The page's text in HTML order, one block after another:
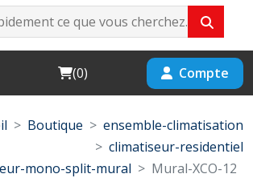
Cart
(0) Compte
Boutique
ensemble-climatisation
climatiseur-residentiel
mono-split-mural
Mural-XCO-12